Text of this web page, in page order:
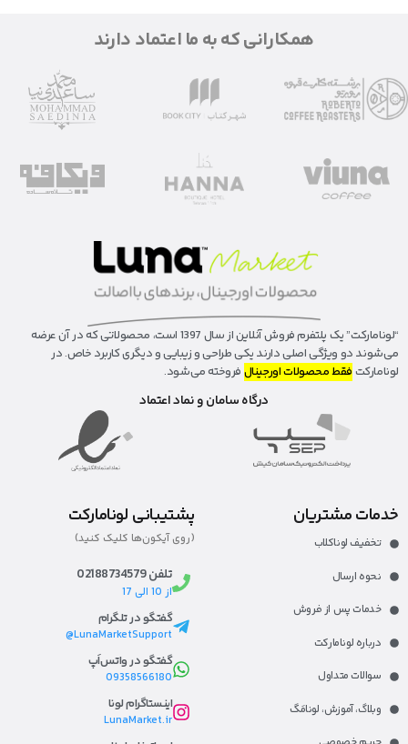
همکارانی که به ما اعتماد دارند
“لونا‌مارکت” یک پلتفرم فروش آنلاین از سال 1397 است، محصولاتی که در آن عرضه
می‌شوند دو ویژگی اصلی دارند یکی طراحی و زیبایی و دیگری کاربرد خاص. در
لونامارکت فقط محصولات اورجینال فروخته می‌شود.
درگاه سامان و نماد اعتماد
خدمات مشتریان
تخفیف لوناکلاب
نحوه ارسال
خدمات پس از فروش
درباره لونامارکت​
سوالات متداول
وبلاگ، آموزش، لونا‌مَگ​
پشتیبانی لونامارکت
(روی آیکون‌ها کلیک کنید)
تلفن 02188734579
از 10 الی 17
گفتگو در تلگرام
LunaMarketSupport@
گفتگو در واتس‌اَپ
09358566180
اینستاگرام لونا
LunaMarket.ir